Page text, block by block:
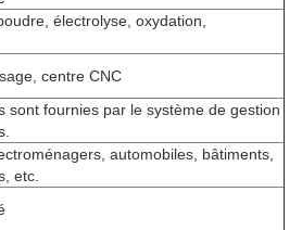
électrolyse, oxydation,
centre CNC
sont fournies par le système de gestion
automobiles, bâtiments,
etc.